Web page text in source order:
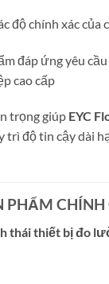
độ chính xác của
đáp ứng yêu
cao cấp
trọng giúp EYC
trì độ tin cậy dài
PHẨM CHÍNH
thái thiết bị đo